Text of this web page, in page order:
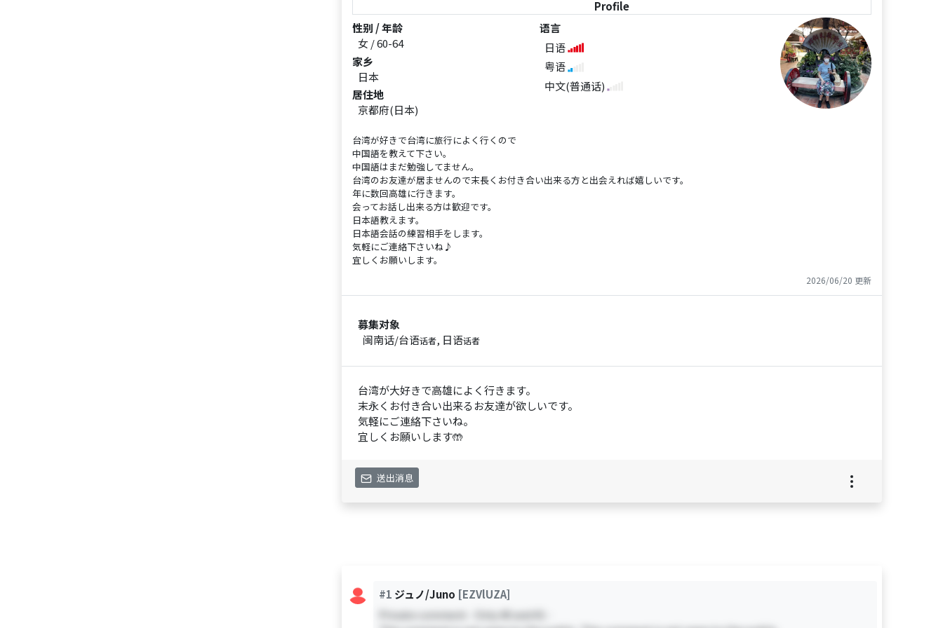
Profile
性别 / 年龄
女 / 60-64
家乡
日本
居住地
京都府(日本)
语言
日语
粤语
中文(普通话)
台湾が好きで台湾に旅行によく行くので
中国語を教えて下さい。
中国語はまだ勉強してません。
台湾のお友達が居ませんので末長くお付き合い出来る方と出会えれば嬉しいです。
年に数回高雄に行きます。
会ってお話し出来る方は歓迎です。
日本語教えます。
日本語会話の練習相手をします。
気軽にご連絡下さいね♪
宜しくお願いします。
2026/06/20 更新
募集对象
闽南话/台语话者, 日语话者
台湾が大好きで高雄によく行きます。
末永くお付き合い出来るお友達が欲しいです。
気軽にご連絡下さいね。
宜しくお願いします🤲
送出消息
#1 ジュノ/Juno [EZVlUZA]
Private comment - Only #0 and #1 -